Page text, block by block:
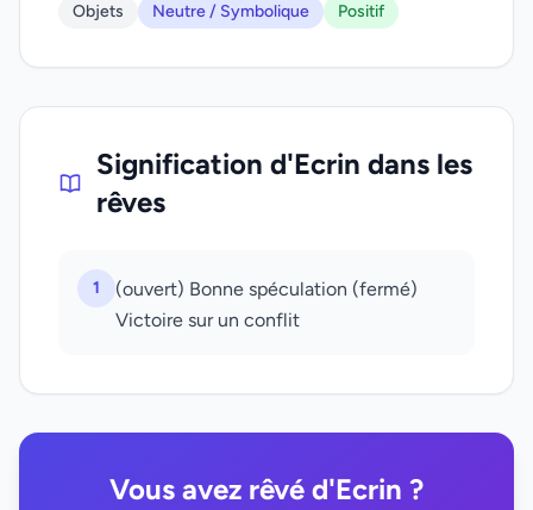
Objets Neutre / Symbolique Positif
Signification d'Ecrin dans les
rêves
1
(ouvert) Bonne spéculation (fermé)
Victoire sur un conflit
Vous avez rêvé d'Ecrin ?